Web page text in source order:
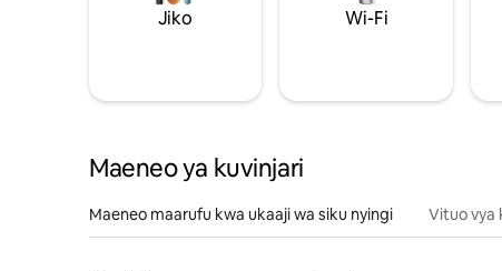
Jiko Wi-Fi
Maeneo ya kuvinjari
Maeneo maarufu kwa ukaaji wa siku nyingi Vituo vya